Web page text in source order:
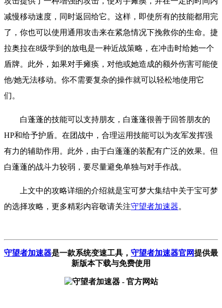
减慢移动速度，同时返回给它。这样，即使所有的技能都用完
了，你也可以使用通用攻击来在紧急情况下挽救你的生命。捷
拉奥拉在8级学到的放电是一种近战策略，在冲击时给她一个
盾牌。此外，如果对手瘫痪，对他或她造成的额外伤害可能使
他/她无法移动。你不需要复杂的操作就可以轻松地使用它
们。
白蓬蓬的技能可以支持朋友，白蓬蓬很善于回答朋友的
HP和给予护盾。在团战中，合理运用技能可以为友军发挥强
有力的辅助作用。此外，由于白蓬蓬的装配有广泛的效果。但
白蓬蓬的战斗力较弱，要尽量避免单独与对手作战。
上文中的攻略详细的介绍就是宝可梦大集结中关于宝可梦
的选择攻略，更多精彩内容敬请关注守望者加速器。
守望者加速器是一款系统变速工具 ， 守望者加速器官网提供最
新版本下载与免费使用